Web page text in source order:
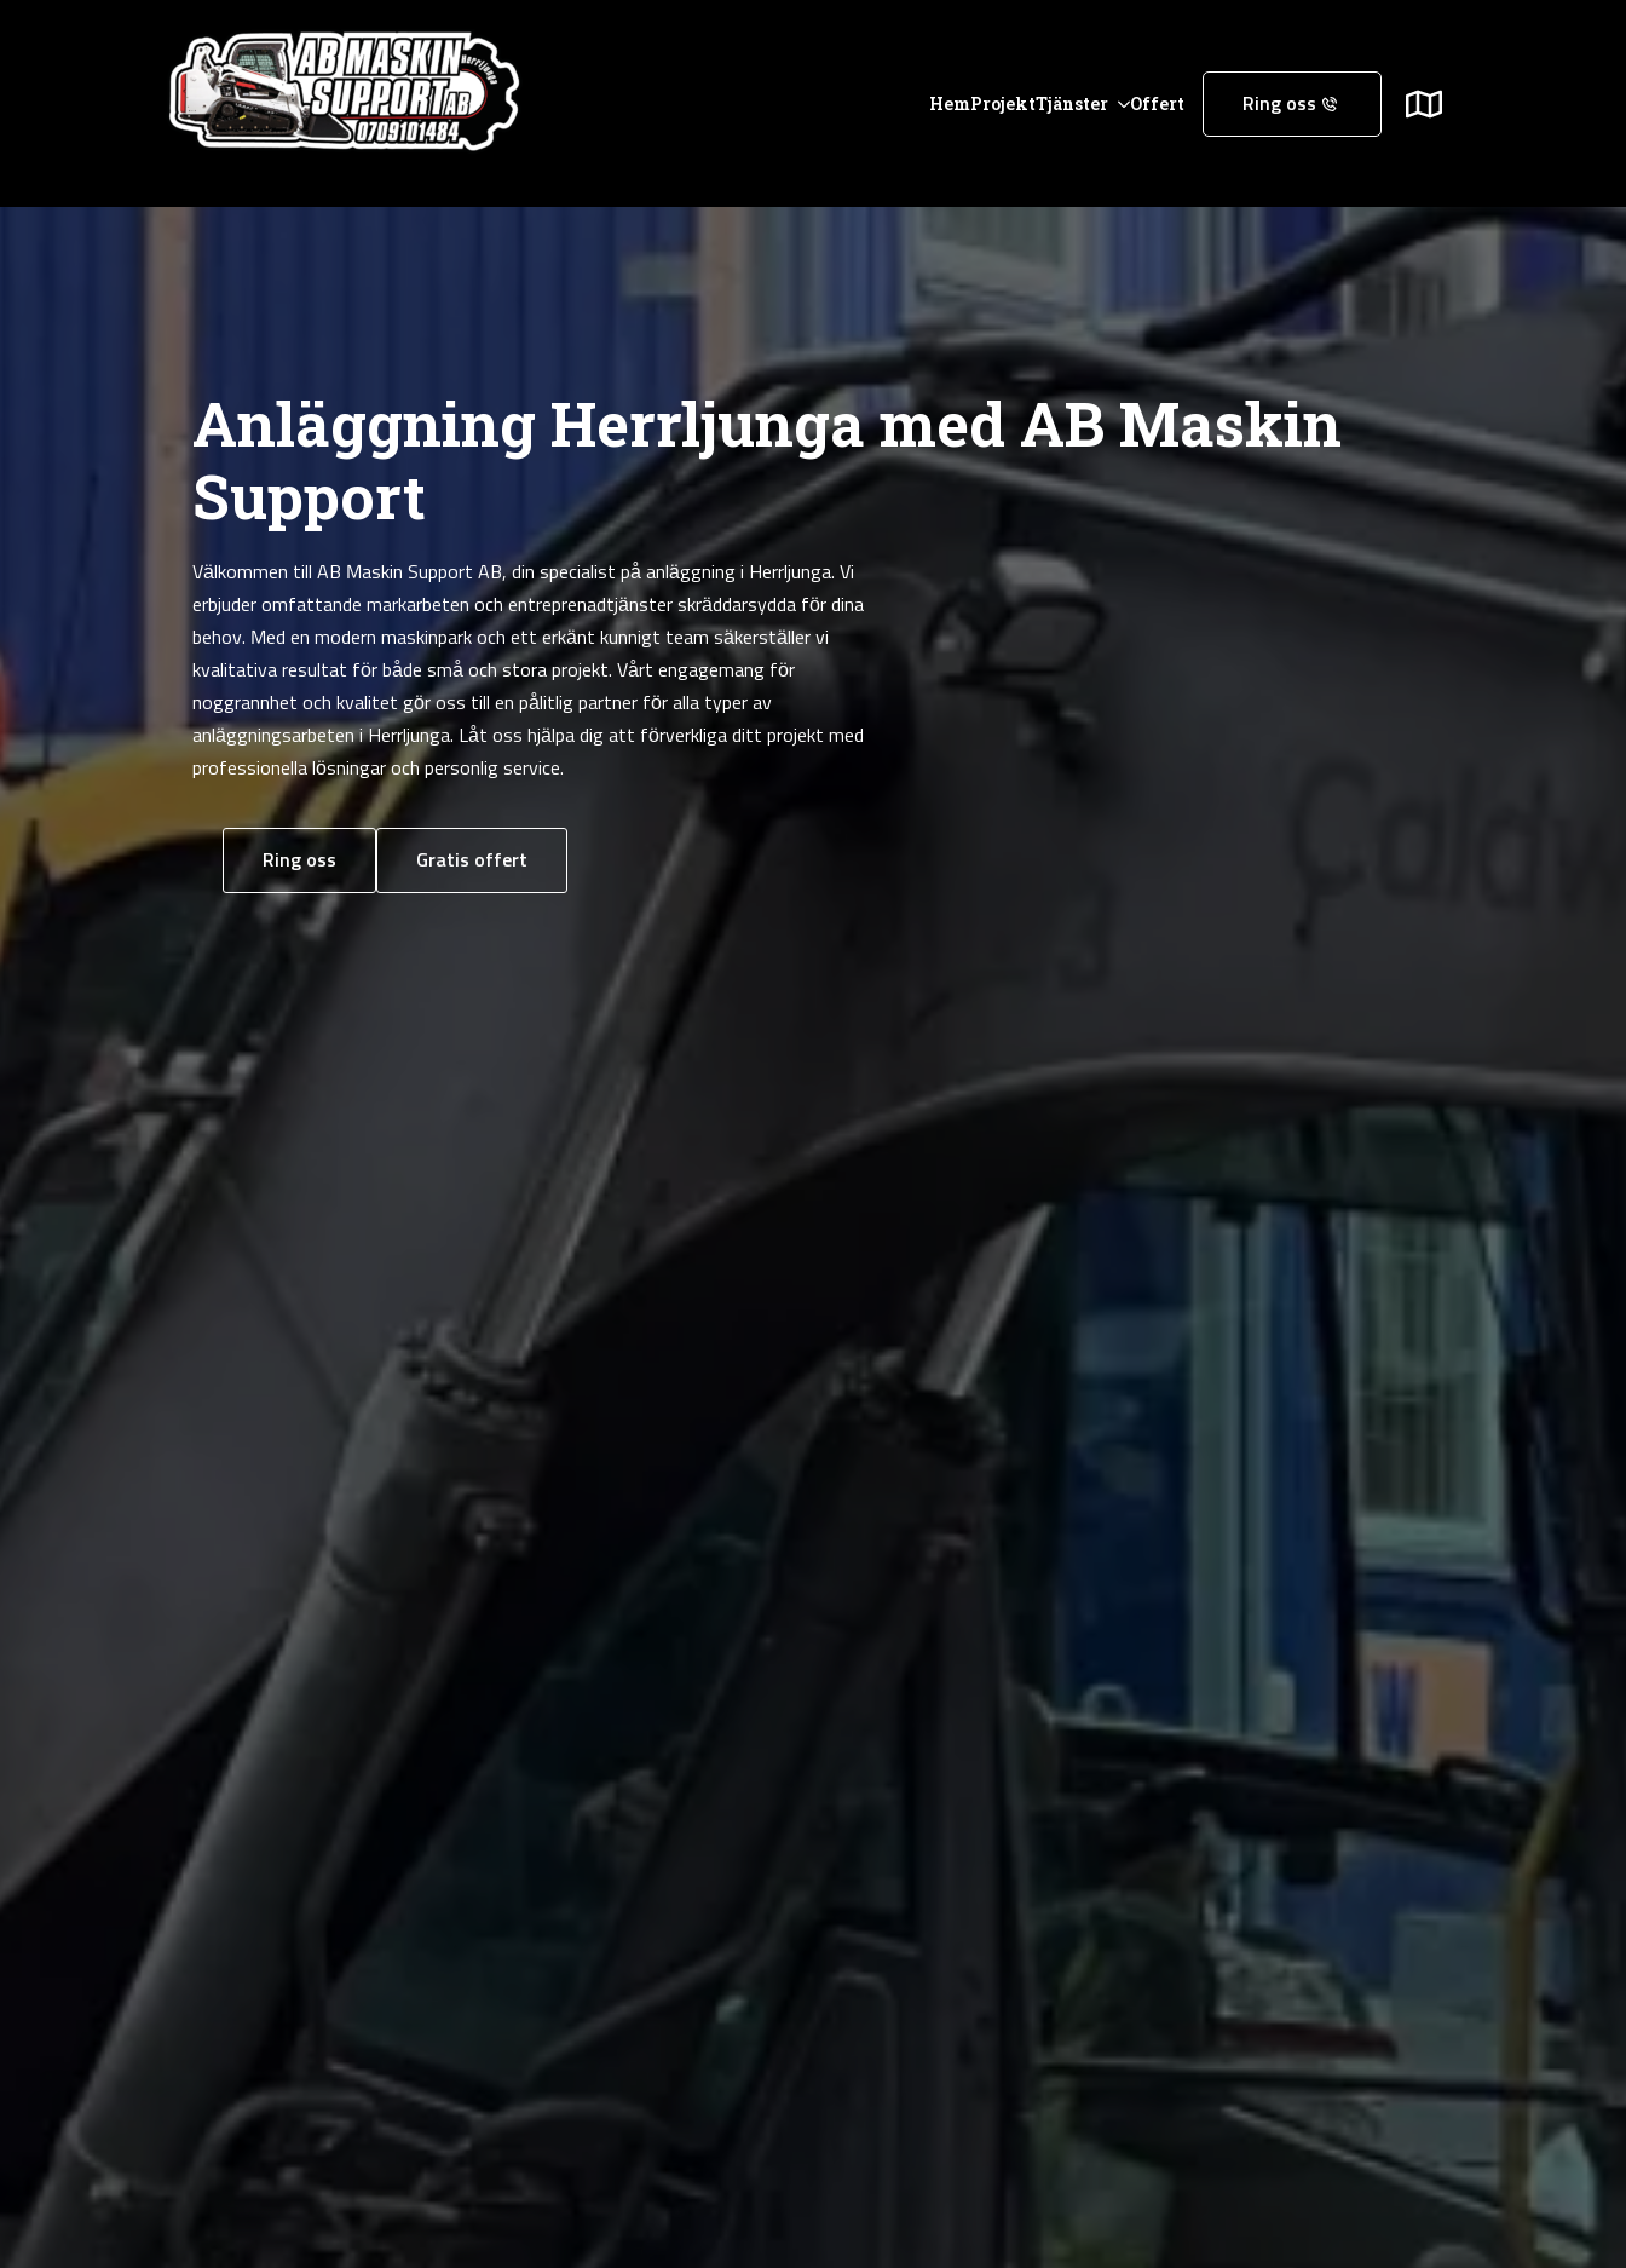
HemProjektTjänster Offert Ring oss
Anläggning Herrljunga med AB Maskin
Support
Välkommen till AB Maskin Support AB, din specialist på anläggning i Herrljunga. Vi
erbjuder omfattande markarbeten och entreprenadtjänster skräddarsydda för dina
behov. Med en modern maskinpark och ett erkänt kunnigt team säkerställer vi
kvalitativa resultat för både små och stora projekt. Vårt engagemang för
noggrannhet och kvalitet gör oss till en pålitlig partner för alla typer av
anläggningsarbeten i Herrljunga. Låt oss hjälpa dig att förverkliga ditt projekt med
professionella lösningar och personlig service.
Ring oss Gratis offert